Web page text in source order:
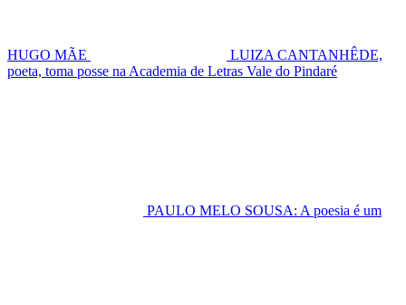
HUGO MÃE
LUIZA CANTANHÊDE,
poeta, toma posse na Academia de Letras Vale do Pindaré
PAULO MELO SOUSA: A poesia é um